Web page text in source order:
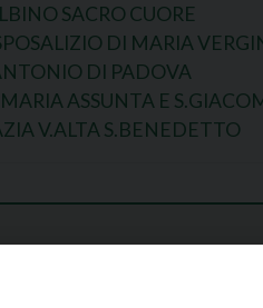
SACRO CUORE
DI MARIA
DI PADOVA
ASSUNTA E
V.ALTA S.BENEDETTO